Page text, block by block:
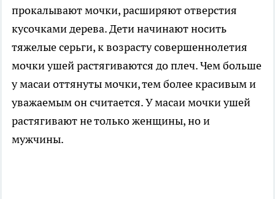
прокалывают мочки, расширяют отверстия
кусочками дерева. Дети начинают носить
тяжелые серьги, к возрасту совершеннолетия
мочки ушей растягиваются до плеч. Чем больше
у масаи оттянуты мочки, тем более красивым и
уважаемым он считается. У масаи мочки ушей
растягивают не только женщины, но и
мужчины.